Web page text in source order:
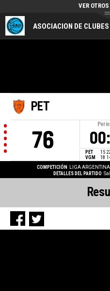
ASOCIACION DE CLUBES
VER
PET
76 PET 15
VGM
18
COMPETICIÓN LIGA
DETALLES DEL PARTIDO